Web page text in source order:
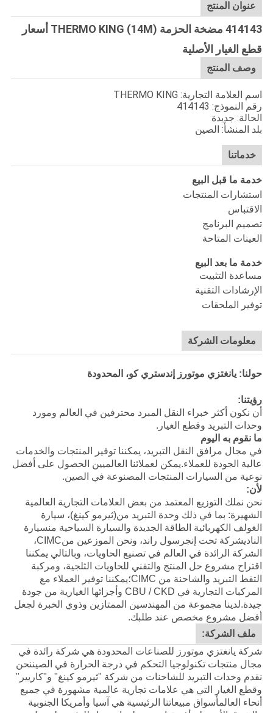
عنوان المنتج
414143 مضخة الحزمة (14M) THERMO KING أسعار
قطع الغيار الأصلية
وصف المنتج
اسم العلامة التجارية: THERMO KING
رقم النموذج: 414143
الحالة: جديدة
بلد المنشأ: الصين
خدماتنا
خدمة ما قبل البيع
استشارات المنتجات
الاقتباس
تصميم البرنامج
العينات المتاحة
خدمة ما بعد البيع
مساعدة التثبيت
الإرشادات التقنية
توفير الملحقات
معلومات الشركة
حولنا: يانغتزي موتورز إندستري كو، المحدودة
رؤيتنا:
أن نكون أكثر خبراء النقل المبرد محترفين في العالم ومورد
وحدات التبريد وقطع الغيار.
ما نقوم به اليوم
في مجال مرافق النقل التبريد، يمكننا توفير المنتجات والخدمات
عالية الجودة للعملاء.يمكن لعملائنا العالميين الحصول على أفضل
نوعية من السيارات المنتجات المصنوعة في الصين.
لأن:
نحن نملك التوزيع المعتمد من بعض العلامات التجارية العالمية
الشهيرة: بما في ذلك وحدة التبريد من(ثيرمو كينغ)، سيارة
الغولف الكهربائية الطاقة الجديدة والسيارة السياحية منسيارة
الناديشركة تحت إنجرسول راند، ونحن الموزعين منCIMC،
الشركة الرائدة في العالم في تصنيع الحاويات، وبالتالي يمكننا
اقتراح مشروع حل المنتج والتقني للحاويات الثلجية، ومركبة
التقط التبريد والشاحنة من CIMC؛يمكننا توفير العملاء مع
المركبات التجارية في CBU / CKD وأجزائها الغيارية من جودة
جيدة.لدينا مجموعة من المهندسين الممتازين وذوي الخبرة لجعل
أفضل مشروع مخصص عند طلبك.
ملف الشركة:
شركة يانغتزي موتورز للصناعات المحدودة هي شركة رائدة في
مجال منتجات تكنولوجيا التحكم في درجة الحرارة في الصيننحن
نقدم وحدات التبريد للشاحنات من شركة "ثيرمو كينغ" و"كاريير"
وقطع الغيار التي هي علامات تجارية عالمية مشهورة في جميع
أنحاء العالمأسواق مبيعاتنا الرئيسية هي آسيا وأمريكا الجنوبية